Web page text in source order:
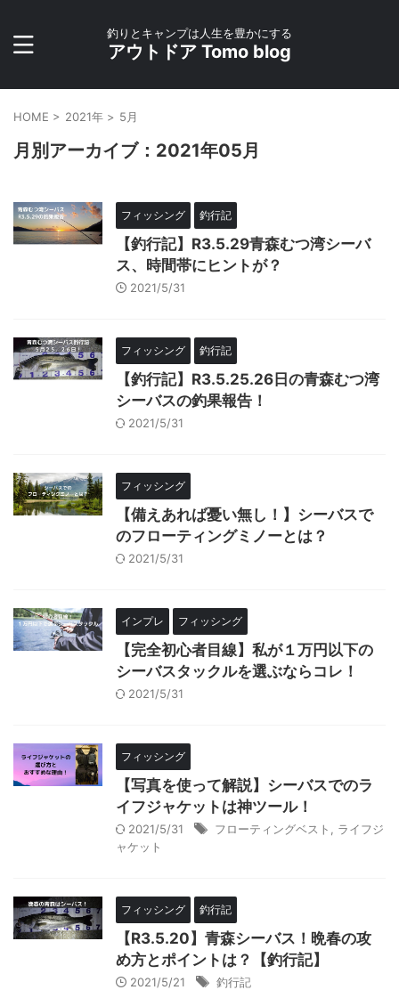
釣りとキャンプは人生を豊かにする
アウトドア Tomo blog
HOME > 2021年 > 5月
月別アーカイブ：2021年05月
フィッシング 釣行記
【釣行記】R3.5.29青森むつ湾シーバ
ス、時間帯にヒントが？
2021/5/31
フィッシング 釣行記
【釣行記】R3.5.25.26日の青森むつ湾
シーバスの釣果報告！
2021/5/31
フィッシング
【備えあれば憂い無し！】シーバスで
のフローティングミノーとは？
2021/5/31
インプレ フィッシング
【完全初心者目線】私が１万円以下の
シーバスタックルを選ぶならコレ！
2021/5/31
フィッシング
【写真を使って解説】シーバスでのラ
イフジャケットは神ツール！
2021/5/31 フローティングベスト
ライフジ
ャケット
フィッシング 釣行記
【R3.5.20】青森シーバス！晩春の攻
め方とポイントは？【釣行記】
2021/5/21 釣行記